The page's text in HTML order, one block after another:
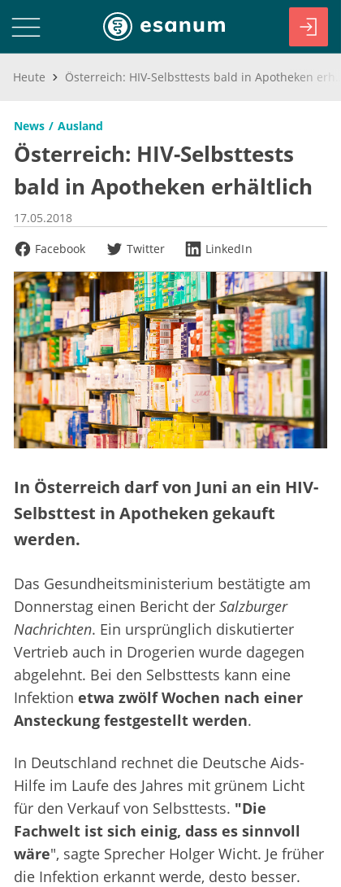
Heute
News Ausland
Österreich: HIV-Selbsttests
bald in Apotheken erhältlich
17.05.2018
Facebook
Twitter LinkedIn
In Österreich darf von Juni an ein HIV-
Selbsttest in Apotheken gekauft
werden.
Das Gesundheitsministerium bestätigte am
Donnerstag einen Bericht der Salzburger
Nachrichten. Ein ursprünglich diskutierter
Vertrieb auch in Drogerien wurde dagegen
abgelehnt. Bei den Selbsttests kann eine
Infektion etwa zwölf Wochen nach einer
Ansteckung festgestellt werden.
In Deutschland rechnet die Deutsche Aids-
Hilfe im Laufe des Jahres mit grünem Licht
für den Verkauf von Selbsttests. "Die
Fachwelt ist sich einig, dass es sinnvoll
wäre", sagte Sprecher Holger Wicht. Je früher
die Infektion erkannt werde, desto besser.